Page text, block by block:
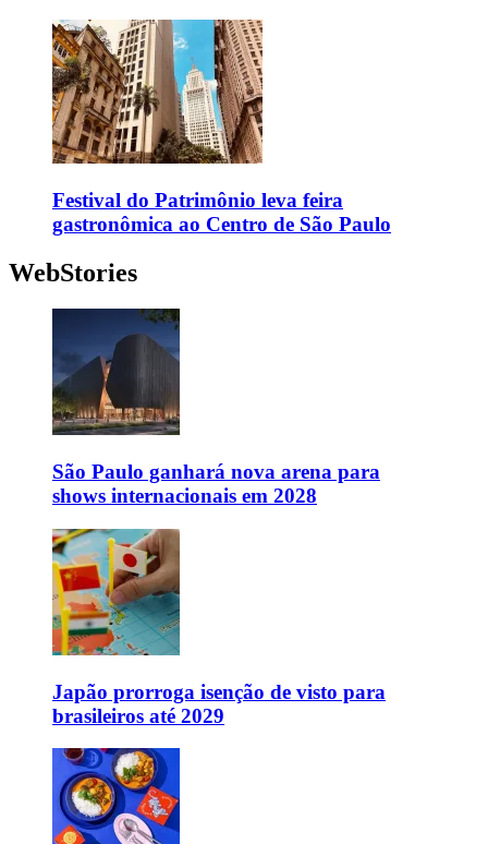
Festival do Patrimônio leva feira
gastronômica ao Centro de São Paulo
WebStories
São Paulo ganhará nova arena para
shows internacionais em 2028
Japão prorroga isenção de visto para
brasileiros até 2029